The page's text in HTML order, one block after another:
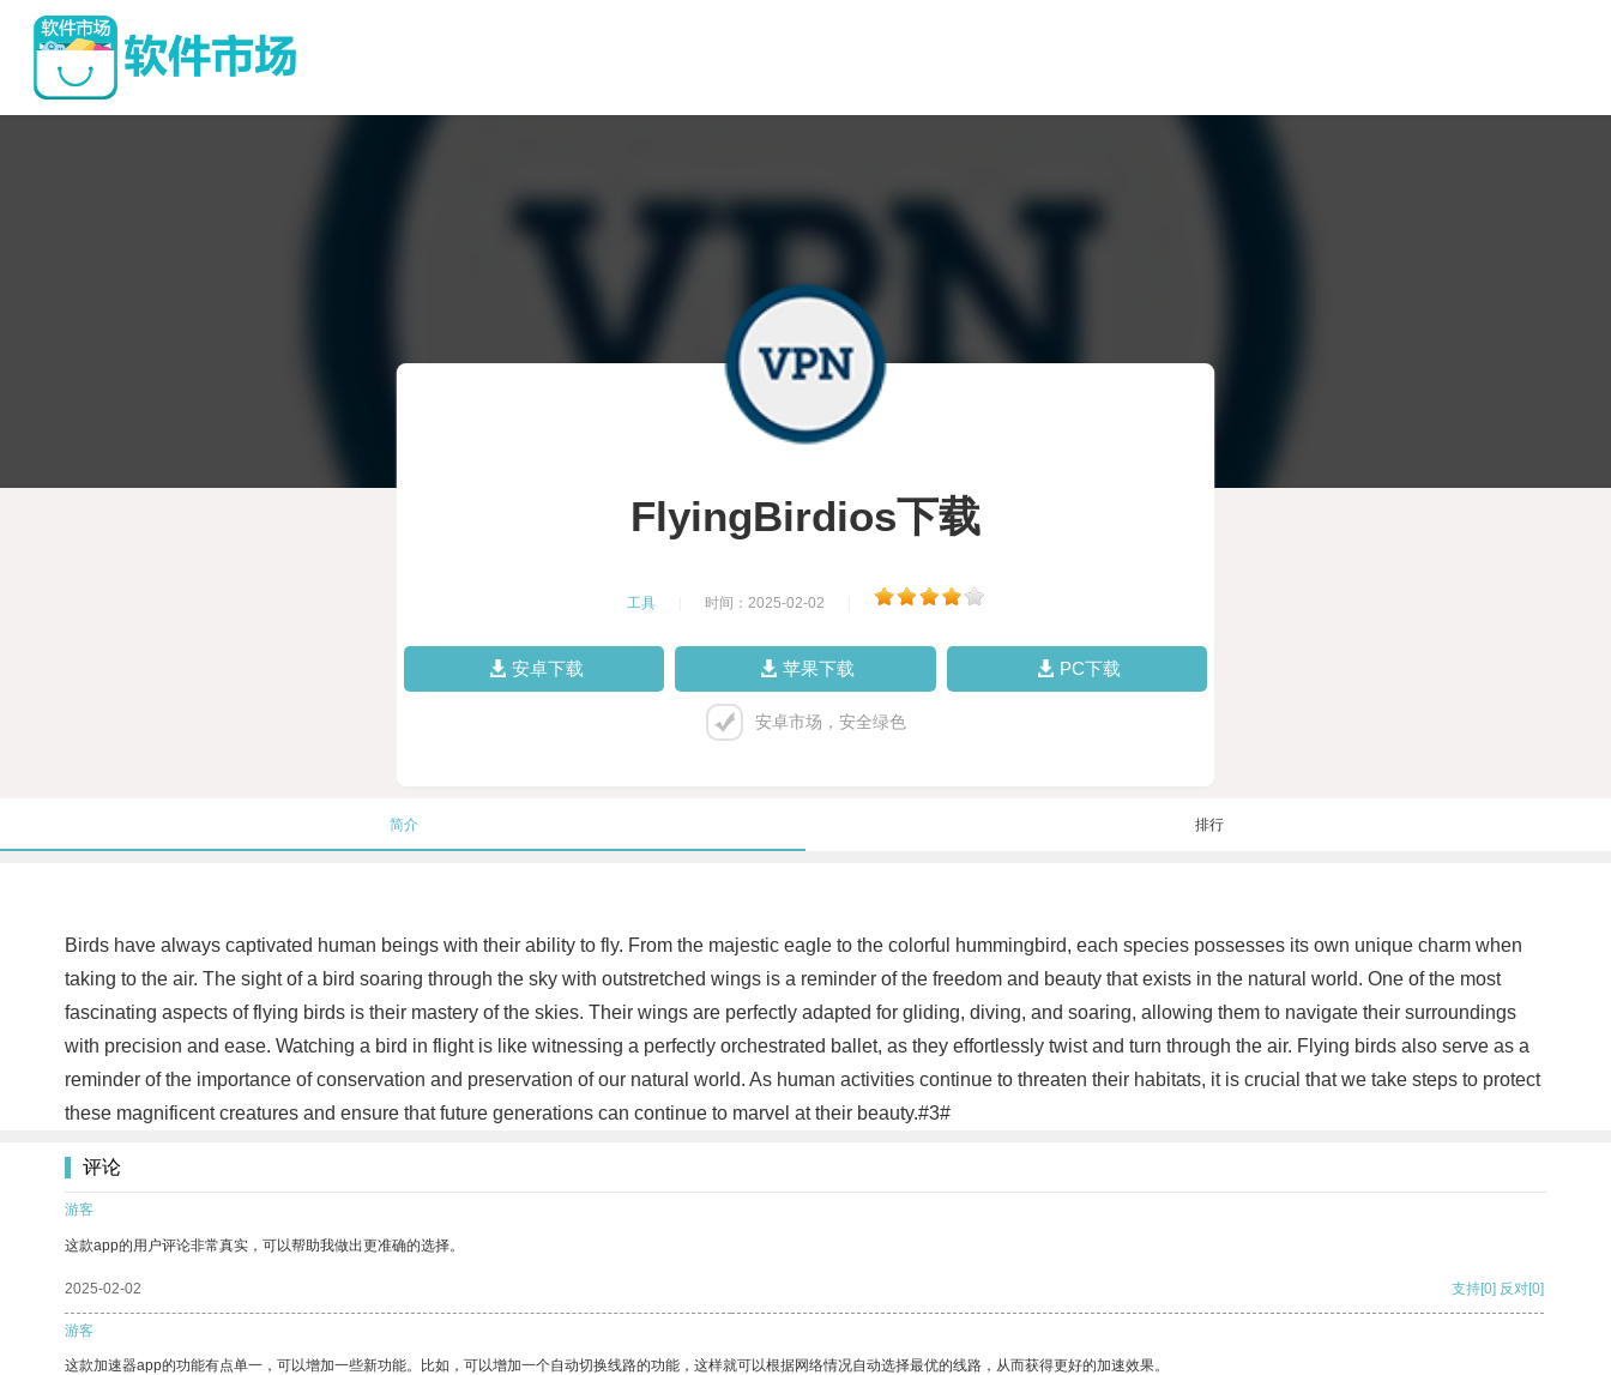
FlyingBirdios下载
工具 时间：2025-02-02
安卓下载 苹果下载 PC下载
安卓市场，安全绿色
简介 排行
Birds have always captivated human beings with their ability to fly. From the majestic eagle to the colorful hummingbird, each species possesses its own unique charm when
taking to the air. The sight of a bird soaring through the sky with outstretched wings is a reminder of the freedom and beauty that exists in the natural world. One of the most
fascinating aspects of flying birds is their mastery of the skies. Their wings are perfectly adapted for gliding, diving, and soaring, allowing them to navigate their surroundings
with precision and ease. Watching a bird in flight is like witnessing a perfectly orchestrated ballet, as they effortlessly twist and turn through the air. Flying birds also serve as a
reminder of the importance of conservation and preservation of our natural world. As human activities continue to threaten their habitats, it is crucial that we take steps to protect
these magnificent creatures and ensure that future generations can continue to marvel at their beauty.#3#
评论
游客
这款app的用户评论非常真实，可以帮助我做出更准确的选择。
2025-02-02 支持[0] 反对[0]
游客
这款加速器app的功能有点单一，可以增加一些新功能。比如，可以增加一个自动切换线路的功能，这样就可以根据网络情况自动选择最优的线路，从而获得更好的加速效果。